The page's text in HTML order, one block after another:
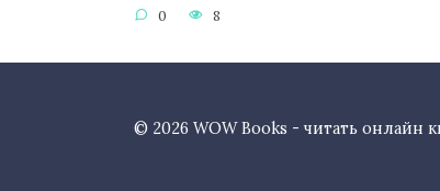
0 8
© 2026 WOW Books - читать онлайн